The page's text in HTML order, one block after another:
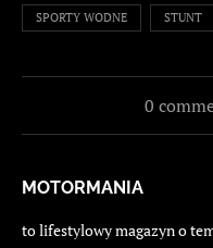
SPORTY WODNE STUNT
0
MOTORMANIA
to lifestylowy magazyn o